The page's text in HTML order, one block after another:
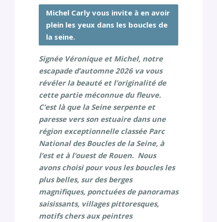
Michel Carly vous invite à en avoir
plein les yeux dans les boucles de
la seine.
Signée Véronique et Michel, notre
escapade d’automne 2026 va vous
révéler la beauté et l’originalité de
cette partie méconnue du fleuve.
C’est là que la Seine serpente et
paresse vers son estuaire dans une
région exceptionnelle classée Parc
National des Boucles de la Seine, à
l’est et à l’ouest de Rouen. Nous
avons choisi pour vous les boucles les
plus belles, sur des berges
magnifiques, ponctuées de panoramas
saisissants, villages pittoresques,
motifs chers aux peintres